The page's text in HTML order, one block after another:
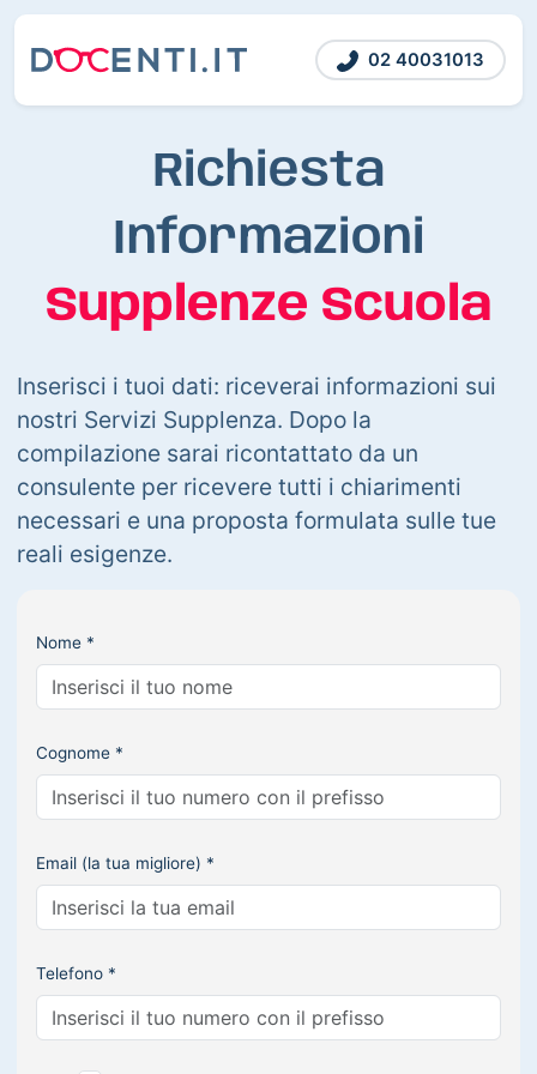
02 40031013
Richiesta
Informazioni
Supplenze Scuola
Inserisci i tuoi dati: riceverai informazioni sui
nostri Servizi Supplenza. Dopo la
compilazione sarai ricontattato da un
consulente per ricevere tutti i chiarimenti
necessari e una proposta formulata sulle tue
reali esigenze.
Nome *
Cognome *
Email (la tua migliore) *
Telefono *